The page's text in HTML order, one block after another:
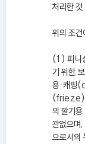
처리한
위의 조
(1) 피니
기 위한
용ㆍ캐
(frieze)
의 깔기
관없으며
으로서의